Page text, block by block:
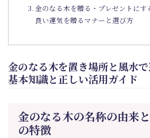
金のなる木を贈る・プレゼントにす
良い運気を贈るマナーと選び方
金のなる木を置き場所と風水で
基本知識と正しい活用ガイド
金のなる木の名称の由来
の特徴